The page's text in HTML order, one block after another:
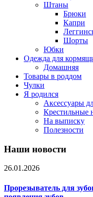
Штаны
Брюки
Капри
Шорты
Юбки
Одежда для
Домашняя
Товары в роддом
Чулки
Я родился
Аксессуары
Крестильные
На выписку
Полезности
Наши новости
26.01.2026
Прорезыватель для